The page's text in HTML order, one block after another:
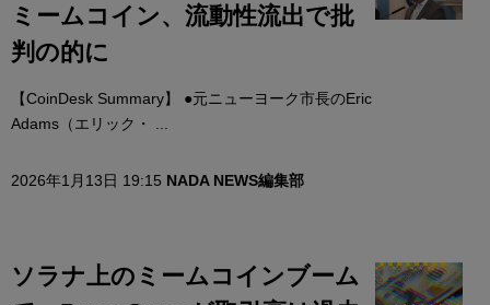
ミームコイン、流動性流出で批
判の的に
【CoinDesk Summary】 ●元ニューヨーク市長のEric
Adams（エリック・ ...
2026年1月13日 19:15 NADA NEWS編集部
ソラナ上のミームコインブーム